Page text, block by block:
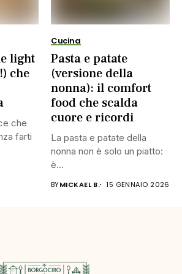
light
che
che
farti
Cucina
Pasta e patate
(versione della
nonna): il comfort
food che scalda
cuore e ricordi
La pasta e patate della
nonna non è solo un piatto:
è...
BYMICKAEL B. 15 GENNAIO 2026